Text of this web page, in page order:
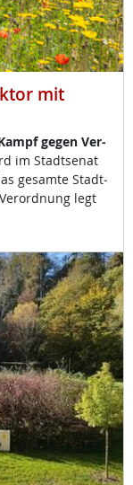
mit
ge­gen Ver­
im Stadt­se­nat
ge­sam­te Stadt­
legt